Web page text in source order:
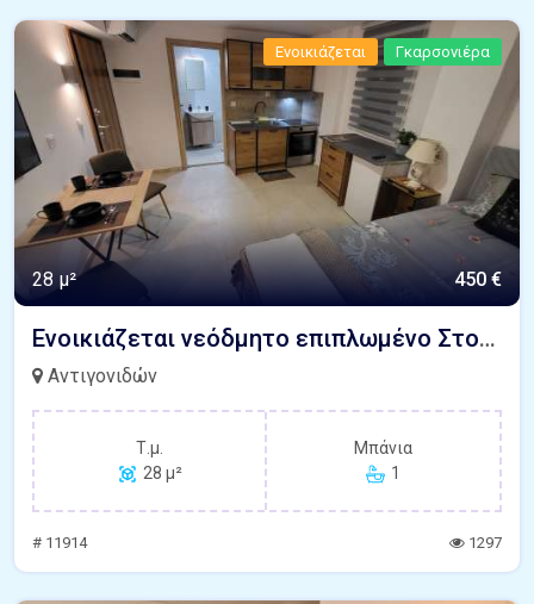
Ενοικιάζεται Γκαρσονιέρα
28 μ² 450 €
Ενοικιάζεται νεόδμητο επιπλωμένο Στούντιο 28 τ.μ. στην Αντιγονιδών Θεσσαλονίκη
Αντιγονιδών
Τ.μ.
28 μ²
Μπάνια
1
# 11914 1297